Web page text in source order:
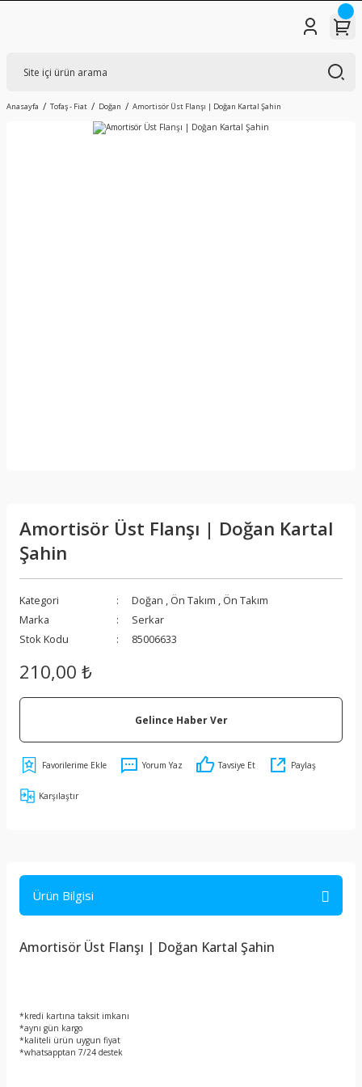
Anasayfa Tofaş - Fiat Doğan Amortisör Üst Flanşı | Doğan Kartal Şahin
Amortisör Üst Flanşı | Doğan Kartal
Şahin
Kategori Doğan , Ön Takım , Ön Takım
Marka
Serkar
Stok Kodu
85006633
210,00 ₺
Gelince Haber Ver
Yorum Yaz Tavsiye Et Paylaş
Karşılaştır
Ürün Bilgisi
Amortisör Üst Flanşı | Doğan Kartal Şahin
*kredi kartına taksit imkanı
*aynı gün kargo
*kaliteli ürün uygun fiyat
*whatsapptan 7/24 destek